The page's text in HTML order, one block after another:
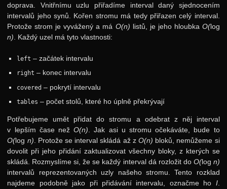
doprava. Vnitřnímu uzlu přiřadíme interval daný sjednocením
intervalů jeho synů. Kořen stromu má tedy přiřazen celý interval.
Protože strom je vyvážený a má O(n) listů, je jeho hloubka O(log
n) . Každý uzel má tyto vlastnosti:
left – začátek intervalu
right – konec intervalu
covered – pokrytí intervalu
tables – počet stolů, které ho úplně překrývají
Potřebujeme umět přidat do stromu a odebrat z něj interval
v lepším čase nežO(n) . Jak asi u stromu očekáváte, bude to
O(log n) . Protože se interval skládá až zO(n) bloků, nemůžeme si
dovolit při jeho přidání zaktualizovat všechny bloky, z kterých se
skládá. Rozmyslíme si, že se každý interval dá rozložit do O(log n)
intervalů reprezentovaných uzly našeho stromu. Tento rozklad
najdeme podobně jako při přidávání intervalu, označme ho I.